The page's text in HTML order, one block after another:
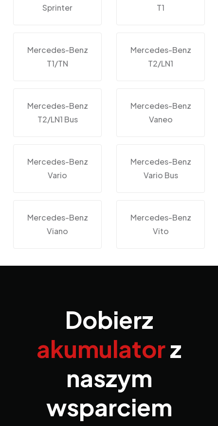
Sprinter
T1
Mercedes-Benz
T1/TN
Mercedes-Benz
T2/LN1
Mercedes-Benz
T2/LN1 Bus
Mercedes-Benz
Vaneo
Mercedes-Benz
Vario
Mercedes-Benz
Vario Bus
Mercedes-Benz
Viano
Mercedes-Benz
Vito
Dobierz
akumulatorz
naszym
wsparciem